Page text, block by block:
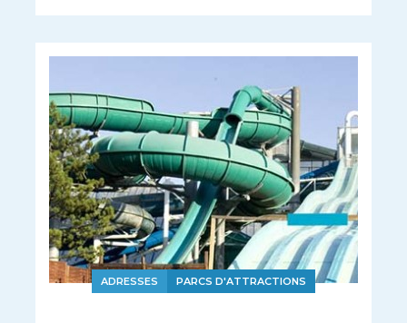
ADRESSES PARCS D'ATTRACTIONS